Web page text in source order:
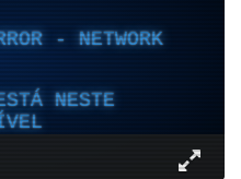
- NETWORK
NESTE